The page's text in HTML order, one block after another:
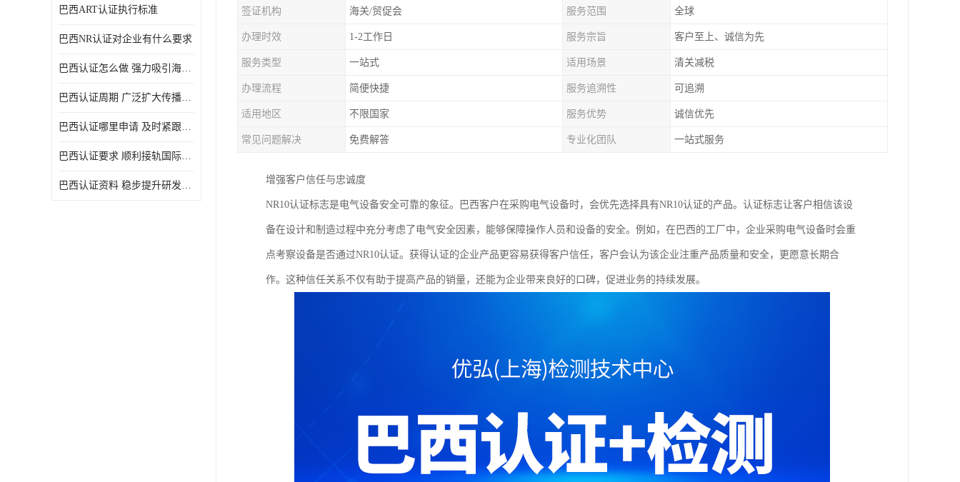
巴西ART认证执行标准
巴西NR认证对企业有什么要求
巴西认证怎么做 强力吸引海外投资
巴西认证周期 广泛扩大传播范围
巴西认证哪里申请 及时紧跟法规变化
巴西认证要求 顺利接轨国际规范
巴西认证资料 稳步提升研发能力
签证机构 海关/贸促会 服务范围 全球
办理时效 1-2工作日 服务宗旨 客户至上、诚信为先
服务类型 一站式 适用场景 清关减税
办理流程 简便快捷 服务追溯性 可追溯
适用地区 不限国家 服务优势 诚信优先
常见问题解决 免费解答 专业化团队 一站式服务
增强客户信任与忠诚度
NR10认证标志是电气设备安全可靠的象征。巴西客户在采购电气设备时，会优先选择具有NR10认证的产品。认证标志让客户相信该设
备在设计和制造过程中充分考虑了电气安全因素，能够保障操作人员和设备的安全。例如，在巴西的工厂中，企业采购电气设备时会重
点考察设备是否通过NR10认证。获得认证的企业产品更容易获得客户信任，客户会认为该企业注重产品质量和安全，更愿意长期合
作。这种信任关系不仅有助于提高产品的销量，还能为企业带来良好的口碑，促进业务的持续发展。